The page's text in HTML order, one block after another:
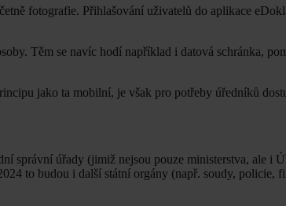
fotografie. Přihlašování uživatelů do aplikace
Těm se navíc hodí například i datová schránka,
jako ta mobilní, je však pro potřeby úředníků
správní úřady (jimiž nejsou pouze ministerstva, ale i
to budou i další státní orgány (např. soudy, policie,